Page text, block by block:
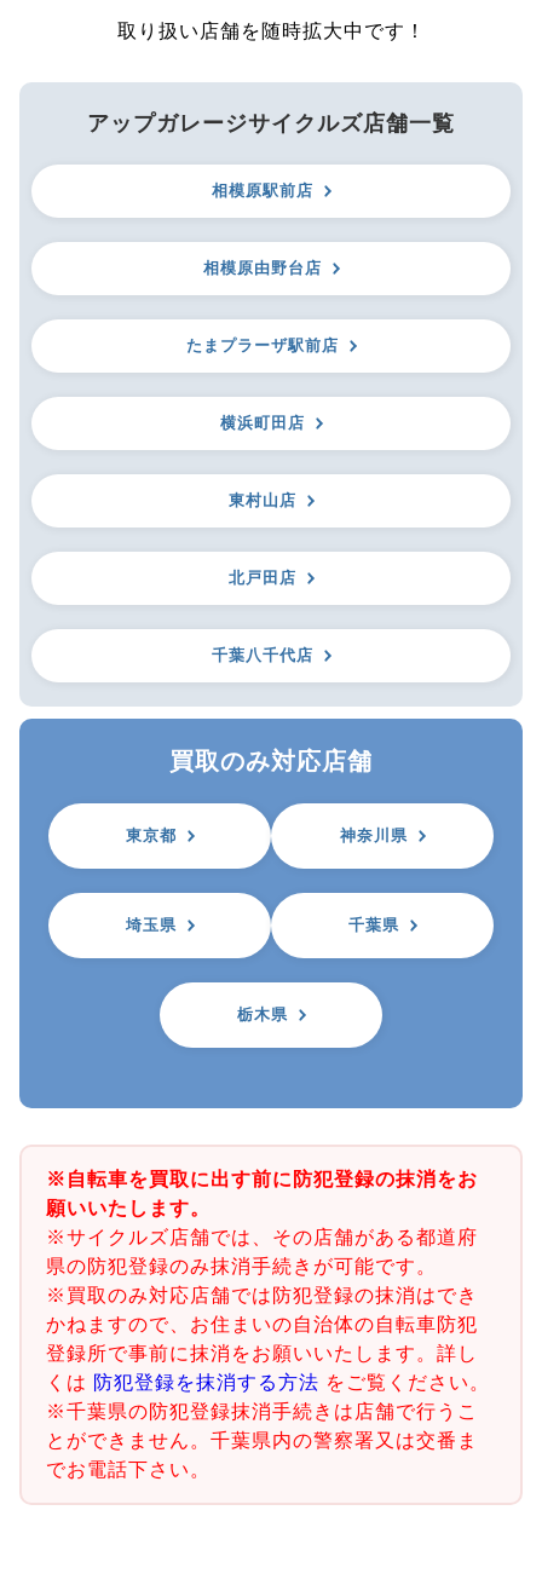
取り扱い店舗を随時拡大中です！
アップガレージサイクルズ店舗一覧
相模原駅前店
相模原由野台店
たまプラーザ駅前店
横浜町田店
東村山店
北戸田店
千葉八千代店
買取のみ対応店舗
東京都 神奈川県
埼玉県 千葉県
栃木県
※自転車を買取に出す前に防犯登録の抹消をお
願いいたします。
※サイクルズ店舗では、その店舗がある都道府
県の防犯登録のみ抹消手続きが可能です。
※買取のみ対応店舗では防犯登録の抹消はでき
かねますので、お住まいの自治体の自転車防犯
登録所で事前に抹消をお願いいたします。詳し
くは 防犯登録を抹消する方法 をご覧ください。
※千葉県の防犯登録抹消手続きは店舗で行うこ
とができません。千葉県内の警察署又は交番ま
でお電話下さい。